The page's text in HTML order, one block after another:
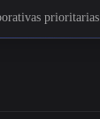
prioritarias